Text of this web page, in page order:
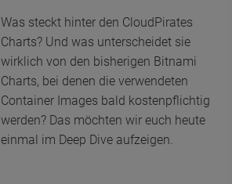
Was steckt hinter den CloudPirates
Charts? Und was unterscheidet sie
wirklich von den bisherigen Bitnami
Charts, bei denen die verwendeten
Container Images bald kostenpflichtig
werden? Das möchten wir euch heute
einmal im Deep Dive aufzeigen.